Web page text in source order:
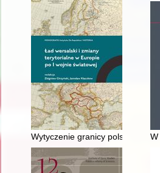
Wytyczenie granicy polsko-